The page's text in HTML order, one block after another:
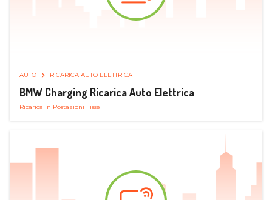
AUTO RICARICA AUTO ELETTRICA
BMW Charging Ricarica Auto Elettrica
Ricarica in Postazioni Fisse